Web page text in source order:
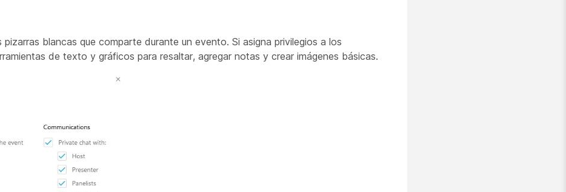
blancas que comparte durante un evento. Si asigna privilegios a los
de texto y gráficos para resaltar, agregar notas y crear imágenes básicas.